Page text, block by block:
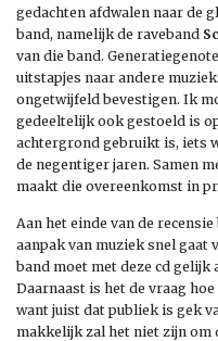
gedachten afdwalen naar de
band, namelijk de raveband
van die band.
uitstapjes naar andere
ongetwijfeld bevestigen. Ik
gedeeltelijk ook gestoeld is
achtergrond gebruikt is, iets
de negentiger jaren. Samen
maakt die overeenkomst in
Aan het einde van de
aanpak van muziek snel gaat
band moet met deze cd gelijk
Daarnaast is het de vraag
want juist dat publiek is gek
makkelijk zal het niet zijn om